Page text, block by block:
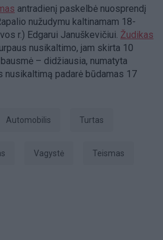
antradienį paskelbė nuosprendį
nužudymu kaltinamam 18-
r.) Edgarui Januškevičiui. Žudikas
nusikaltimo, jam skirta 10
– didžiausia, numatyta
nusikaltimą padarė būdamas 17
Automobilis turtas
Vagystė Teismas